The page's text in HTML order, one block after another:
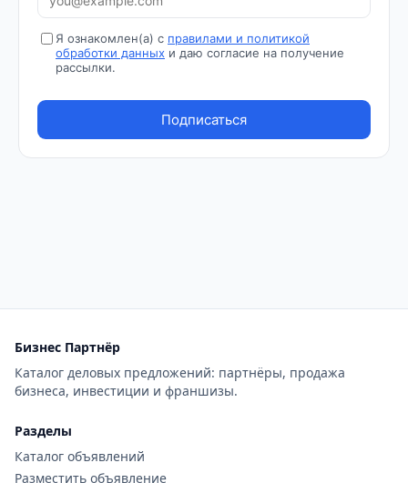
Бизнес Партнёр
Каталог деловых предложений: партнёры, продажа
бизнеса, инвестиции и франшизы.
Разделы
Каталог объявлений
Разместить объявление